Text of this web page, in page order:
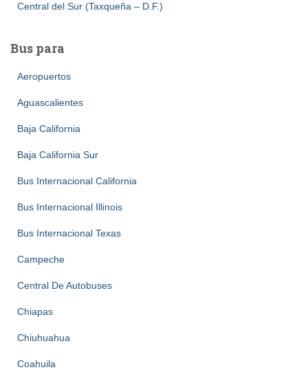
Central del Sur (Taxqueña – D.F.)
Bus para
Aeropuertos
Aguascalientes
Baja California
Baja California Sur
Bus Internacional California
Bus Internacional Illinois
Bus Internacional Texas
Campeche
Central De Autobuses
Chiapas
Chiuhuahua
Coahuila